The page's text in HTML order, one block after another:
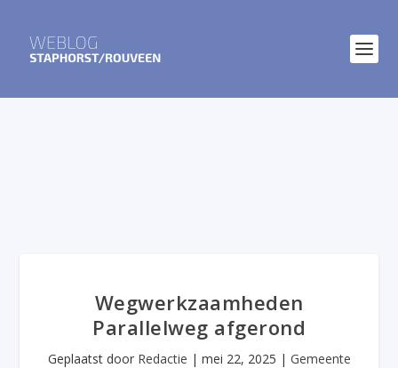
Wegwerkzaamheden
Parallelweg afgerond
Geplaatst door Redactie | mei 22, 2025 | Gemeente